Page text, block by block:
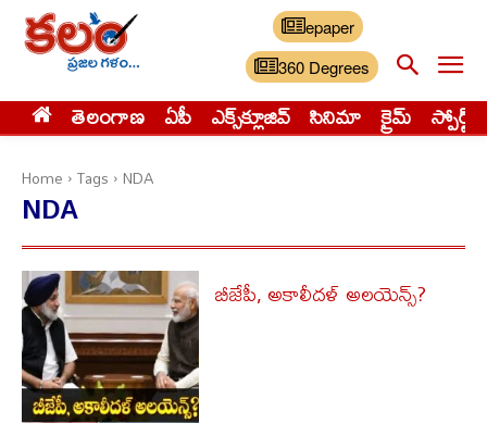
epaper
360 Degrees
తెలంగాణ ఏపీ ఎక్స్‌క్లూజివ్‌ సినిమా క్రైమ్ స్పోర్ట్స్
Home Tags NDA
NDA
బీజేపీ, అకాలీదళ్ అలయెన్స్?